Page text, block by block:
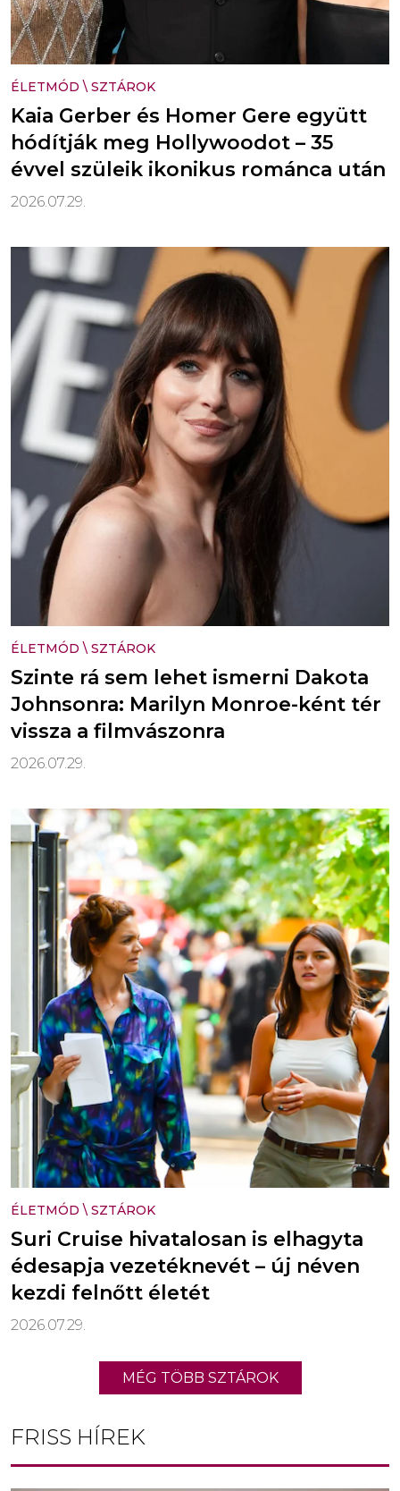
ÉLETMÓD \ SZTÁROK
Kaia Gerber és Homer Gere együtt
hódítják meg Hollywoodot – 35
évvel szüleik ikonikus románca után
2026.07.29.
ÉLETMÓD \ SZTÁROK
Szinte rá sem lehet ismerni Dakota
Johnsonra: Marilyn Monroe-ként tér
vissza a filmvászonra
2026.07.29.
ÉLETMÓD \ SZTÁROK
Suri Cruise hivatalosan is elhagyta
édesapja vezetéknevét – új néven
kezdi felnőtt életét
2026.07.29.
MÉG TÖBB SZTÁROK
FRISS HÍREK